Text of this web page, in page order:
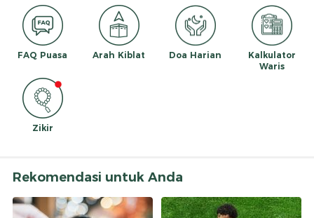
FAQ Puasa Arah Kiblat Doa Harian
Kalkulator
Waris
Zikir
Rekomendasi untuk Anda